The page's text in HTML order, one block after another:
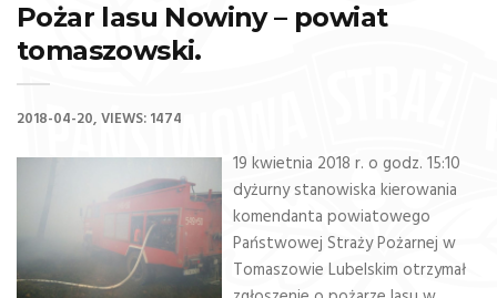
Pożar lasu Nowiny – powiat
tomaszowski.
2018-04-20 VIEWS: 1474
19 kwietnia 2018 r. o godz. 15:10
dyżurny stanowiska kierowania
komendanta powiatowego
Państwowej Straży Pożarnej w
Tomaszowie Lubelskim otrzymał